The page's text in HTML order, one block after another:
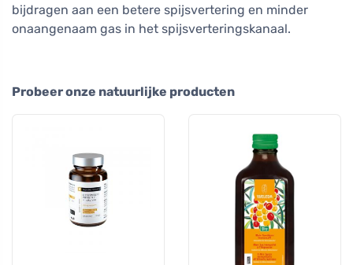
bijdragen aan een betere spijsvertering en minder
onaangenaam gas in het spijsverteringskanaal.
Probeer onze natuurlijke producten